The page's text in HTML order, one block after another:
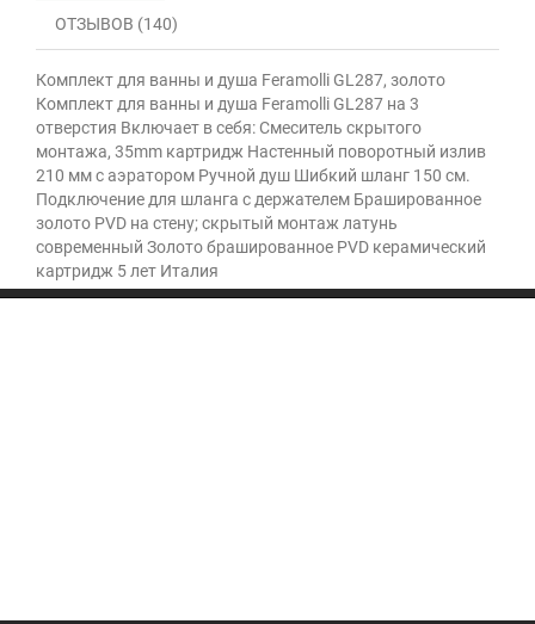
ОТЗЫВОВ (140)
Комплект для ванны и душа Feramolli GL287, золото
Комплект для ванны и душа Feramolli GL287 на 3
отверстия Включает в себя: Смеситель скрытого
монтажа, 35mm картридж Настенный поворотный излив
210 мм с аэратором Ручной душ Шибкий шланг 150 см.
Подключение для шланга с держателем Брашированное
золото PVD на стену; скрытый монтаж латунь
современный Золото брашированное PVD керамический
картридж 5 лет Италия